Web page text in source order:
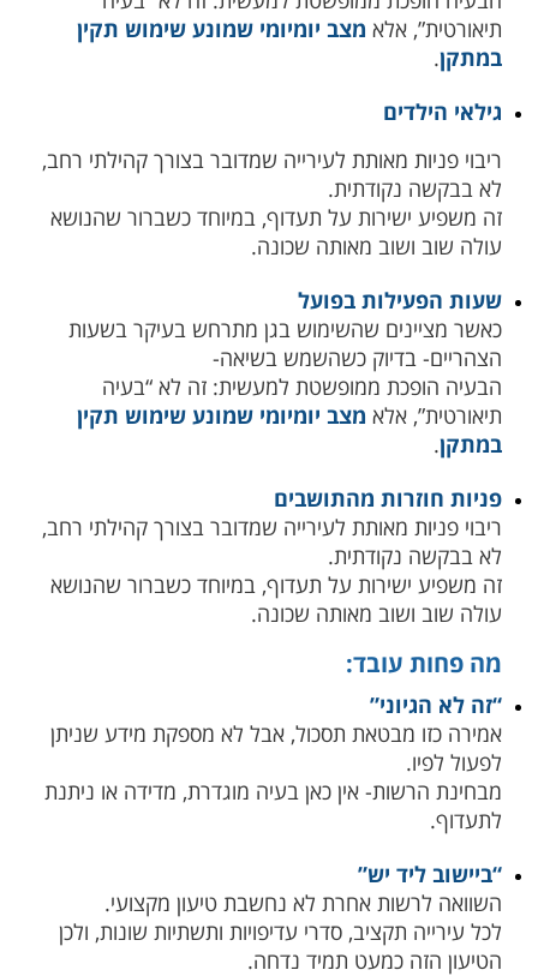
תיאורטית”, אלא מצב יומיומי שמונע שימוש תקין
במתקן.
גילאי הילדים
ריבוי פניות מאותת לעירייה שמדובר בצורך קהילתי רחב,
לא בבקשה נקודתית.
זה משפיע ישירות על תעדוף, במיוחד כשברור שהנושא
עולה שוב ושוב מאותה שכונה.
שעות הפעילות בפועל
כאשר מציינים שהשימוש בגן מתרחש בעיקר בשעות
הצהריים- בדיוק כשהשמש בשיאה-
הבעיה הופכת ממופשטת למעשית: זה לא “בעיה
תיאורטית”, אלא מצב יומיומי שמונע שימוש תקין
במתקן.
פניות חוזרות מהתושבים
ריבוי פניות מאותת לעירייה שמדובר בצורך קהילתי רחב,
לא בבקשה נקודתית.
זה משפיע ישירות על תעדוף, במיוחד כשברור שהנושא
עולה שוב ושוב מאותה שכונה.
מה פחות עובד:
“זה לא הגיוני”
אמירה כזו מבטאת תסכול, אבל לא מספקת מידע שניתן
לפעול לפיו.
מבחינת הרשות- אין כאן בעיה מוגדרת, מדידה או ניתנת
לתעדוף.
“ביישוב ליד יש”
השוואה לרשות אחרת לא נחשבת טיעון מקצועי.
לכל עירייה תקציב, סדרי עדיפויות ותשתיות שונות, ולכן
הטיעון הזה כמעט תמיד נדחה.